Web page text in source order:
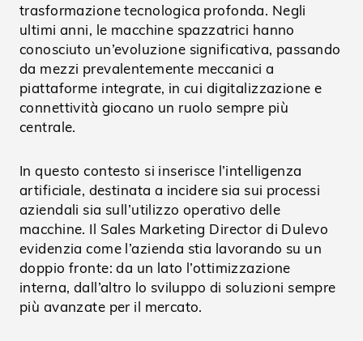
trasformazione tecnologica profonda. Negli
ultimi anni, le macchine spazzatrici hanno
conosciuto un’evoluzione significativa, passando
da mezzi prevalentemente meccanici a
piattaforme integrate, in cui digitalizzazione e
connettività giocano un ruolo sempre più
centrale.
In questo contesto si inserisce l’intelligenza
artificiale, destinata a incidere sia sui processi
aziendali sia sull’utilizzo operativo delle
macchine. Il Sales Marketing Director di Dulevo
evidenzia come l’azienda stia lavorando su un
doppio fronte: da un lato l’ottimizzazione
interna, dall’altro lo sviluppo di soluzioni sempre
più avanzate per il mercato.